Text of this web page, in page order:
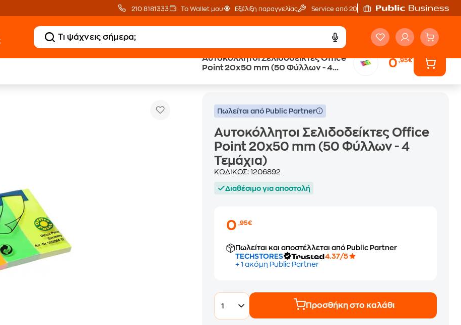
210 8181333 Το Wallet μου Εξέλιξη παραγγελίας Service από 20'
Αυτοκόλλητοι Σελιδοδείκτες Office
Point 20x50 mm (50 Φύλλων - 4
0,95€
Αυτοκόλλητοι Σελιδοδείκτες Office Point 20x50 mm (50 Φύλλων - 4 Τεμάχια)
Πωλείται από Public Partner
Αυτοκόλλητοι Σελιδοδείκτες Office
Point 20x50 mm (50 Φύλλων - 4
Τεμάχια)
ΚΩΔΙΚΟΣ:1206892
Διαθέσιμο για αποστολή
0,95€
Πωλείται και αποστέλλεται από Public Partner
TECHSTORES
4.37/5
+ 1 ακόμη Public Partner
1 Προσθήκη στο καλάθι